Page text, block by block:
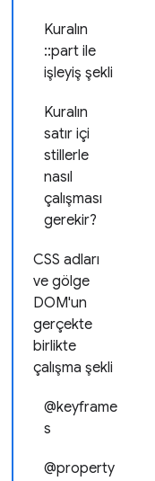
Kuralın
::part ile
işleyiş şekli
Kuralın
satır içi
stillerle
nasıl
çalışması
gerekir?
CSS adları
ve gölge
DOM'un
gerçekte
birlikte
çalışma şekli
@keyframe
s
@property